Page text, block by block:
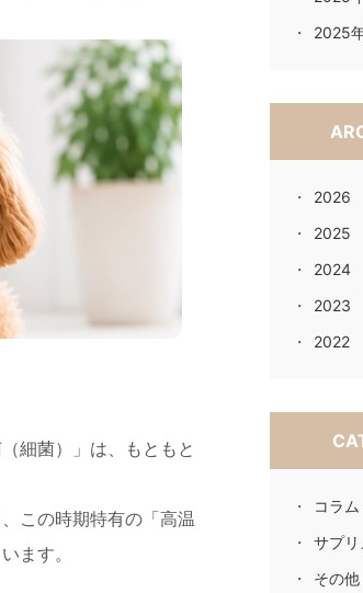
細菌）」は、もともと
この時期特有の「高温
ます。
2025
2026
2025
2024
2023
2022
コラム
サプリ
その他